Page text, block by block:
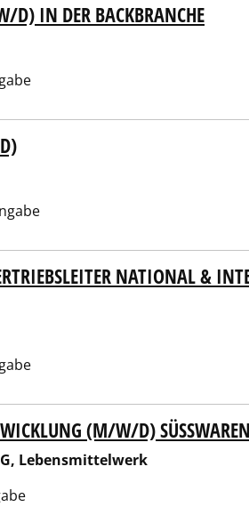
D) IN DER BACKBRANCHE
NATIONAL &
(M/W/D)
Lebensmittelwerk